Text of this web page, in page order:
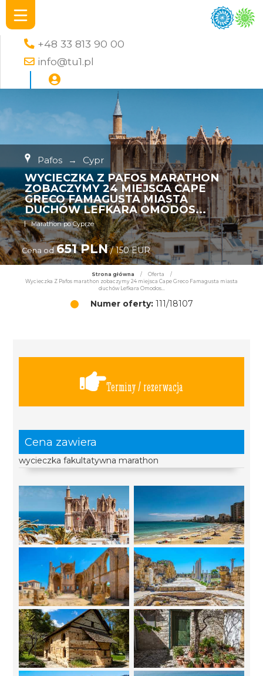
+48 33 813 90 00
info@tu1.pl
Pafos → Cypr
WYCIECZKA Z PAFOS MARATHON
ZOBACZYMY 24 MIEJSCA CAPE
GRECO FAMAGUSTA MIASTA
DUCHÓW LEFKARA OMODOS...
Marathon po Cyprze
Cena od 651 PLN/ 150 EUR
Strona główna / Oferta
/
Wycieczka Z Pafos marathon zobaczymy 24 miejsca Cape Greco Famagusta miasta
duchów Lefkara Omodos...
Numer oferty:111/18107
Terminy / rezerwacja
Cena zawiera
wycieczka fakultatywna marathon